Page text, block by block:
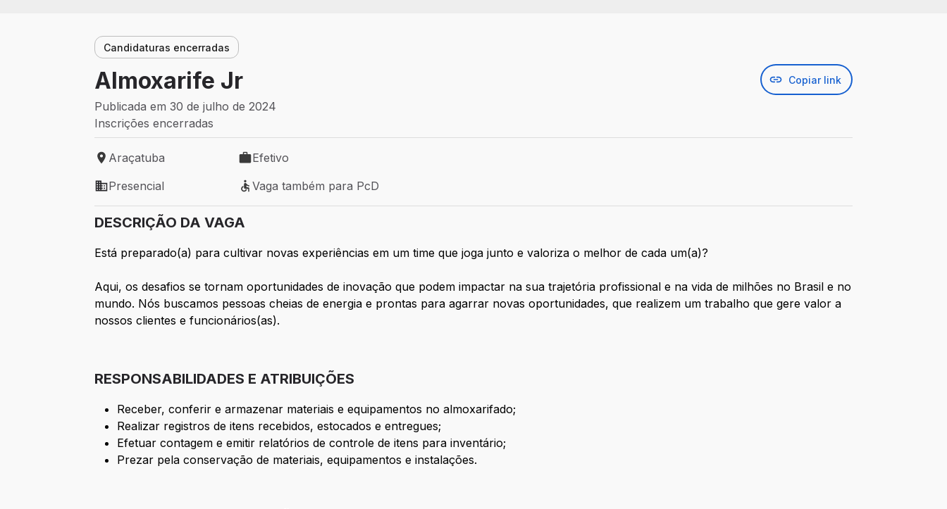
Candidaturas encerradas
Almoxarife Jr Copiar link
Publicada em 30 de julho de 2024
Inscrições encerradas
Local de trabalho: Araçatuba
Araçatuba
Tipo de vaga: Efetivo
Efetivo
Modelo de trabalho: Presencial
Presencial
Vaga também para PcD
Vaga também para PcD
DESCRIÇÃO DA VAGA
Está preparado(a) para cultivar novas experiências em um time que joga junto e valoriza o melhor de cada um(a)?
Aqui, os desafios se tornam oportunidades de inovação que podem impactar na sua trajetória profissional e na vida de milhões no Brasil e no
mundo. Nós buscamos pessoas cheias de energia e prontas para agarrar novas oportunidades, que realizem um trabalho que gere valor a
nossos clientes e funcionários(as).
RESPONSABILIDADES E ATRIBUIÇÕES
Receber, conferir e armazenar materiais e equipamentos no almoxarifado;
Realizar registros de itens recebidos, estocados e entregues;
Efetuar contagem e emitir relatórios de controle de itens para inventário;
Prezar pela conservação de materiais, equipamentos e instalações.